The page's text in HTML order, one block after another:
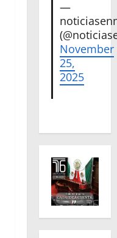
—
November
25,
2025